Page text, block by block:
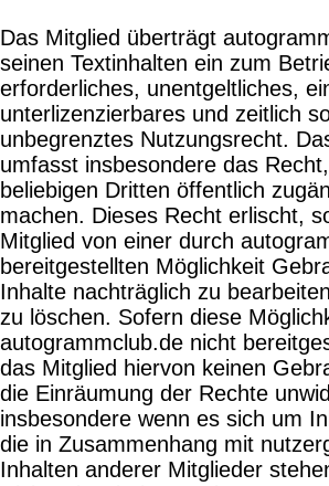
Das Mitglied überträgt
seinen Textinhalten ein zum
erforderliches, unentgeltliches,
unterlizenzierbares und zeitlich
unbegrenztes Nutzungsrecht.
umfasst insbesondere das
beliebigen Dritten öffentlich
machen. Dieses Recht erlischt,
Mitglied von einer durch
bereitgestellten Möglichkeit
Inhalte nachträglich zu
zu löschen. Sofern diese
autogrammclub.de nicht
das Mitglied hiervon keinen
die Einräumung der Rechte
insbesondere wenn es sich um
die in Zusammenhang mit
Inhalten anderer Mitglieder